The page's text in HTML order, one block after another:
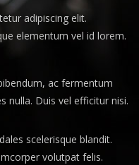
adipiscing elit.
elementum vel id lorem.
ac fermentum
nulla. Duis vel efficitur nisi.
scelerisque blandit.
volutpat felis.